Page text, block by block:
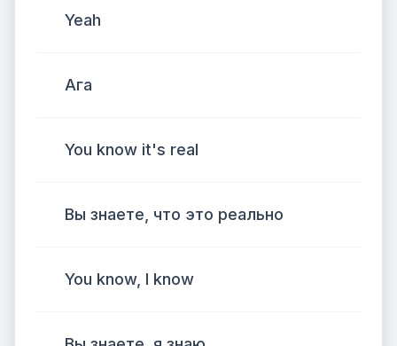
Yeah
Ага
You know it's real
Вы знаете, что это реально
You know, I know